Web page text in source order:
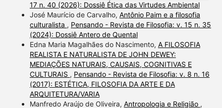
17 n. 40 (2026): Dossiê Ética das Virtudes Ambiental
José Maurício de Carvalho, Antônio Paim e a filosofia
culturalista , Pensando - Revista de Filosofia: v. 15 n. 35
(2024): Dossiê Antero de Quental
Edna Maria Magalhães do Nascimento, A FILOSOFIA
REALISTA E NATURALISTA DE JOHN DEWEY:
MEDIAÇÕES NATURAIS, CAUSAIS, COGNITIVAS E
CULTURAIS , Pensando - Revista de Filosofia: v. 8 n. 16
(2017): ESTÉTICA, FILOSOFIA DA ARTE E DA
ARQUITETURA/VARIA
Manfredo Araújo de Oliveira, Antropologia e Religião ,